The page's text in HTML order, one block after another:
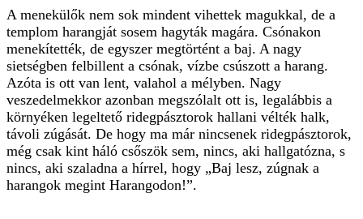
A menekülők nem sok mindent vihettek magukkal, de a
templom harangját sosem hagyták magára. Csónakon
menekítették, de egyszer megtörtént a baj. A nagy
sietségben felbillent a csónak, vízbe csúszott a harang.
Azóta is ott van lent, valahol a mélyben. Nagy
veszedelmekkor azonban megszólalt ott is, legalábbis a
környéken legeltető ridegpásztorok hallani vélték halk,
távoli zúgását. De hogy ma már nincsenek ridegpásztorok,
még csak kint háló csőszök sem, nincs, aki hallgatózna, s
nincs, aki szaladna a hírrel, hogy „Baj lesz, zúgnak a
harangok megint Harangodon!”.